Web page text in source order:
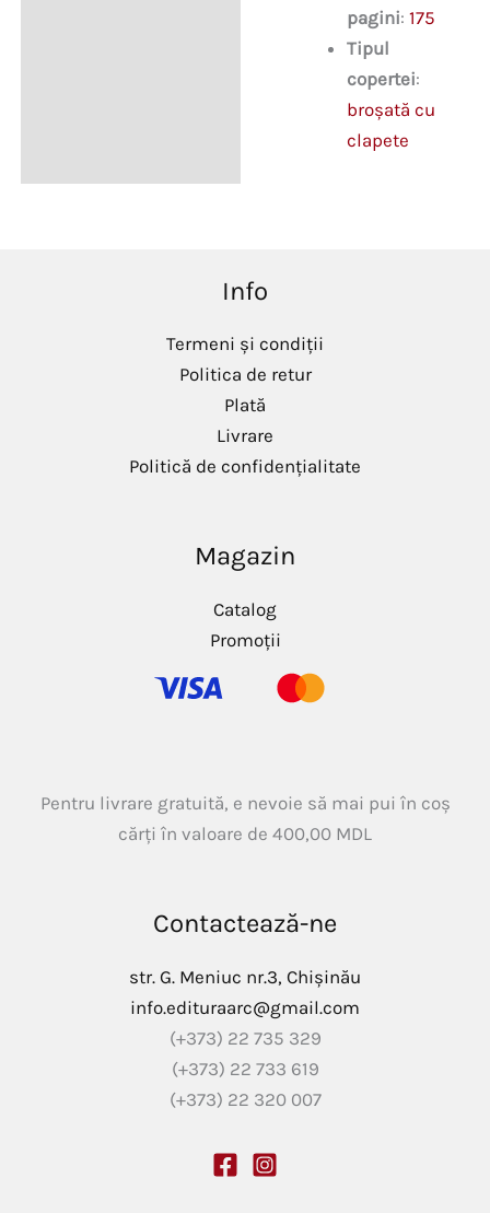
pagini: 175
Tipul
copertei:
broșată cu
clapete
Info
Termeni și condiții
Politica de retur
Plată
Livrare
Politică de confidențialitate
Magazin
Catalog
Promoții
Pentru livrare gratuită, e nevoie să mai pui în coș
cărți în valoare de 400,00 MDL
Contactează-ne
str. G. Meniuc nr.3, Chișinău
info.edituraarc@gmail.com
(+373) 22 735 329
(+373) 22 733 619
(+373) 22 320 007